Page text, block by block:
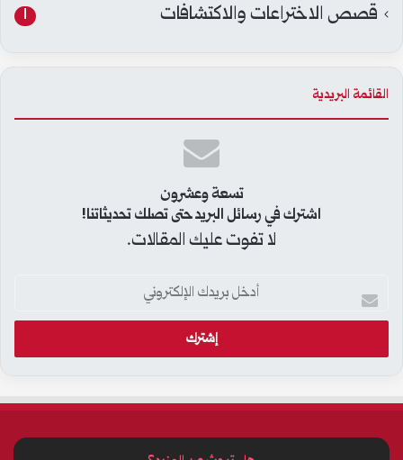
قصص الاختراعات والاكتشافات 1
القائمة البريدية
تسعة وعشرون
اشترك في رسائل البريد حتى تصلك تحديثاتنا!
لا تفوت عليك المقالات.
د
خ
ل
ب